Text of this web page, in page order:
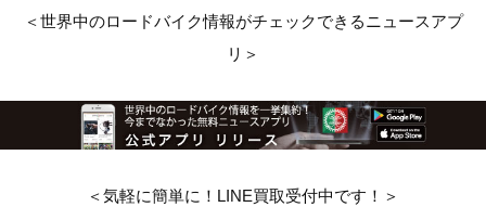
＜世界中のロードバイク情報がチェックできるニュースアプ
リ＞
＜気軽に簡単に！LINE買取受付中です！＞